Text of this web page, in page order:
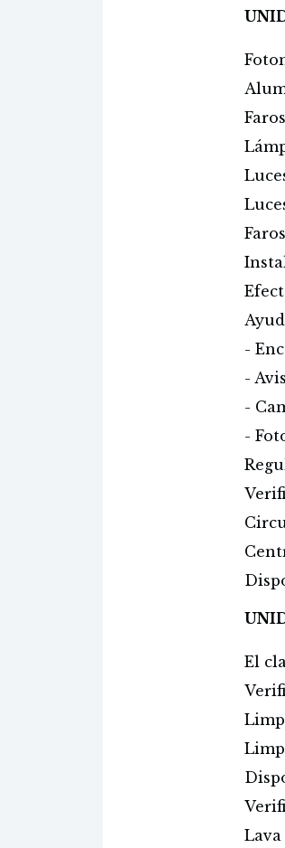
-
-
-
-
El
Lava